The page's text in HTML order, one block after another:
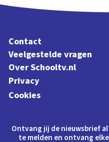
Contact
Veelgestelde vragen
Over Schooltv.nl
Privacy
Cookies
Ontvang jij de nieuwsbrief
te melden en ontvang